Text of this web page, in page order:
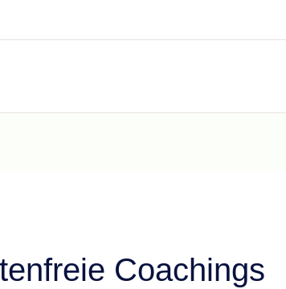
Coachings